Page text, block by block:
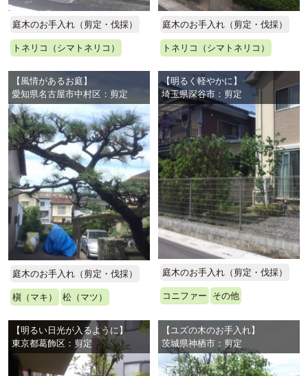
庭木のお手入れ（剪定・伐採）
トネリコ（シマトネリコ）
庭木のお手入れ（剪定・伐採）
トネリコ（シマトネリコ）
【風情があるお庭】
愛知県名古屋市中村区：剪定
庭木のお手入れ（剪定・伐採）
槇（マキ） 松（マツ）
【明るく軽やかに】
埼玉県深谷市：剪定
庭木のお手入れ（剪定・伐採）
コニファー その他
【明るい日光が入るように】
東京都葛飾区：剪定
【ユズの木のお手入れ】
茨城県神栖市：剪定